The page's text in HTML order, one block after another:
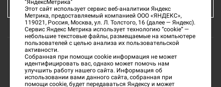
КУПИТЬ БИЛЕТ
2026«Тверской государственный объединенный
музей»
"ЯндексМетрика"
Этот сайт использует сервис веб-аналитики Яндекс
Метрика, предоставляемый компанией ООО «ЯНДЕКС»,
119021, Россия, Москва, ул. Л. Толстого, 16 (далее — Яндекс).
Сервис Яндекс Метрика использует технологию “cookie” —
небольшие текстовые файлы, размещаемые на компьютере
пользователей с целью анализа их пользовательской
активности.
Собранная при помощи cookie информация не может
идентифицировать вас, однако может помочь нам
улучшить работу нашего сайта. Информация об
использовании вами данного сайта, собранная при
помощи cookie, будет передаваться Яндексу и может